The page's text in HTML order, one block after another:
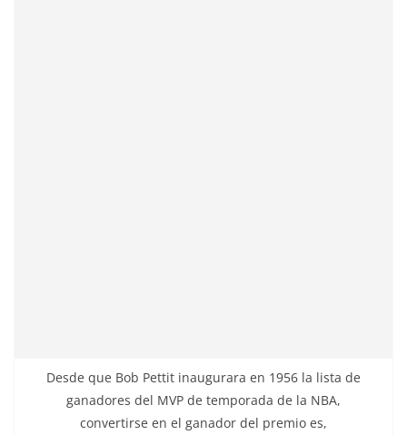
Desde que Bob Pettit inaugurara en 1956 la lista de
ganadores del MVP de temporada de la NBA,
convertirse en el ganador del premio es,